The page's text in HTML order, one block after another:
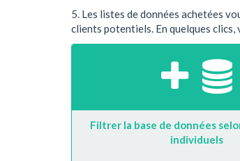
5. Les listes de données achetées
clients potentiels. En quelques
Filtrer la base de données
individuels